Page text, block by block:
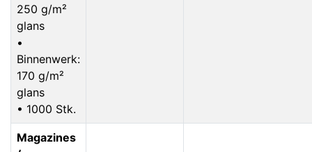
250 g/m²
glans
•
Binnenwerk:
170 g/m²
glans
• 1000 Stk.
Magazines